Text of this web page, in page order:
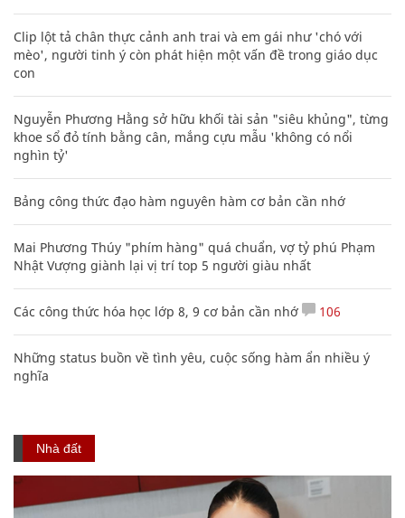
Clip lột tả chân thực cảnh anh trai và em gái như 'chó với
mèo', người tinh ý còn phát hiện một vấn đề trong giáo dục
con
Nguyễn Phương Hằng sở hữu khối tài sản "siêu khủng", từng
khoe sổ đỏ tính bằng cân, mắng cựu mẫu 'không có nổi
nghìn tỷ'
Bảng công thức đạo hàm nguyên hàm cơ bản cần nhớ
Mai Phương Thúy "phím hàng" quá chuẩn, vợ tỷ phú Phạm
Nhật Vượng giành lại vị trí top 5 người giàu nhất
Các công thức hóa học lớp 8, 9 cơ bản cần nhớ 106
Những status buồn về tình yêu, cuộc sống hàm ẩn nhiều ý
nghĩa
Nhà đất